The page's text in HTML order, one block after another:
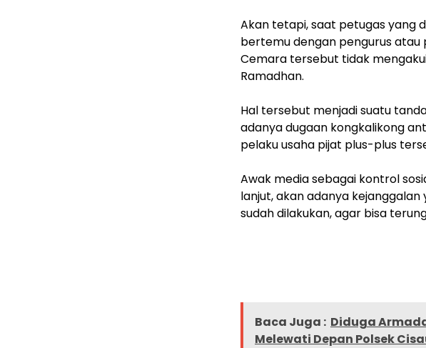
‎Akan tetapi, saat petugas yang
bertemu dengan pengurus atau
Cemara tersebut tidak
Ramadhan.
‎Hal tersebut menjadi suatu
adanya dugaan kongkalikong
pelaku usaha pijat plus-plus
‎Awak media sebagai kontrol
lanjut, akan adanya
sudah dilakukan, agar bisa
Baca Juga : Diduga
Melewati Depan Polsek